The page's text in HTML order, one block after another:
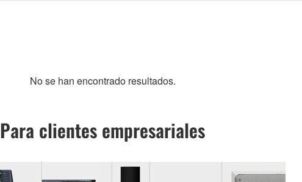
No se han encontrado resultados.
Para clientes empresariales